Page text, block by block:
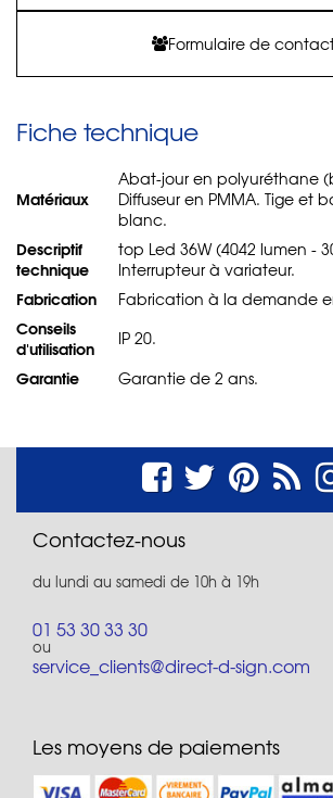
Formulaire de
Fiche technique
Matériaux
Abat-jour en polyuréthane
Diffuseur en PMMA. Tige et
blanc.
Descriptif
technique
top Led 36W (4042 lumen -
Interrupteur à variateur.
Fabrication Fabrication à la demande
Conseils
d'utilisation
IP 20.
Garantie Garantie de 2 ans.
Contactez-nous
du lundi au samedi de 10h à 19h
01 53 30 33 30
ou
service_clients@direct-d-sign.com
Les moyens de paiements